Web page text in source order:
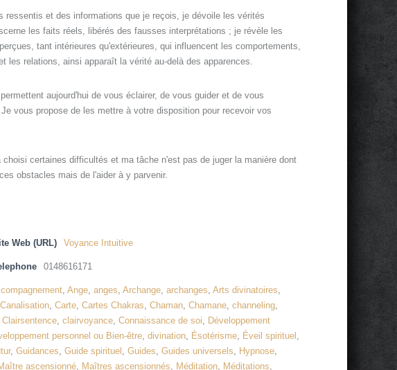
ressentis et des informations que je reçois, je dévoile les vérités
les faits réels, libérés des fausses interprétations ; je révèle les
tant intérieures qu'extérieures, qui influencent les comportements,
les relations, ainsi apparaît la vérité au-delà des apparences.
aujourd'hui de vous éclairer, de vous guider et de vous
vous propose de les mettre à votre disposition pour recevoir vos
choisi certaines difficultés et ma tâche n'est pas de juger la manière dont
obstacles mais de l'aider à y parvenir.
Web (URL) Voyance Intuitive
0148616171
,Ange,anges,Archange,archanges,Arts divinatoires,
Canalisation,Carte,Cartes Chakras,Chaman,Chamane,channeling,
Clairsentence,clairvoyance,Connaissance de soi, Développement
personnel ou Bien-être,divination, Ésotérisme, Éveil spirituel ,
,Guidances,Guide spirituel ,Guides,Guides universels, Hypnose,
ascensionné, Maîtres ascensionnés, Méditation, Méditations,